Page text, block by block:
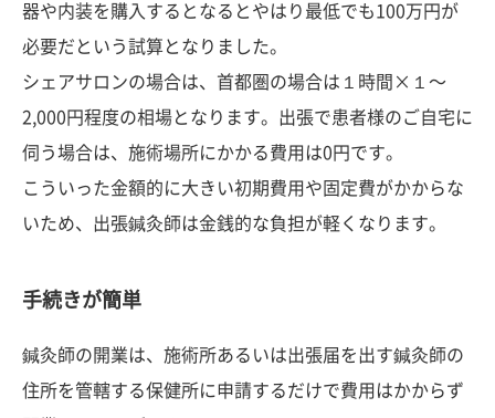
器や内装を購入するとなるとやはり最低でも100万円が
必要だという試算となりました。
シェアサロンの場合は、首都圏の場合は１時間×１〜
2,000円程度の相場となります。出張で患者様のご自宅に
伺う場合は、施術場所にかかる費用は0円です。
こういった金額的に大きい初期費用や固定費がかからな
いため、出張鍼灸師は金銭的な負担が軽くなります。
手続きが簡単
鍼灸師の開業は、施術所あるいは出張届を出す鍼灸師の
住所を管轄する保健所に申請するだけで費用はかからず